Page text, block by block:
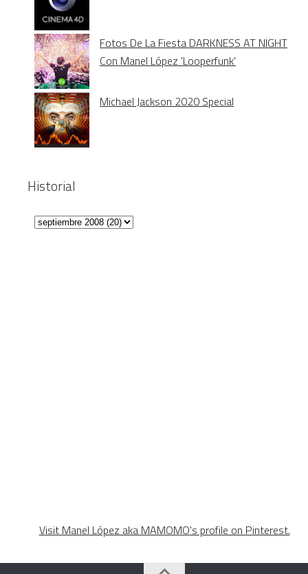
Fotos De La Fiesta DARKNESS AT NIGHT
Con Manel López 'Looperfunk'
Michael Jackson 2020 Special
Historial
Visit Manel López aka MAMOMO's profile on Pinterest.